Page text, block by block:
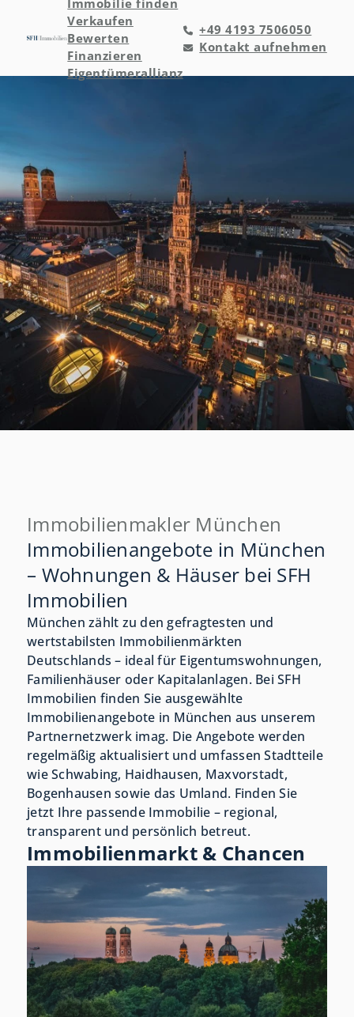
Immobilie finden
Verkaufen
Bewerten
Finanzieren
Eigentümerallianz
+49 4193 7506050
Kontakt aufnehmen
Immobilienmakler München
Immobilienangebote in München
– Wohnungen & Häuser bei SFH
Immobilien
München zählt zu den gefragtesten und
wertstabilsten Immobilienmärkten
Deutschlands – ideal für Eigentumswohnungen,
Familienhäuser oder Kapitalanlagen. Bei SFH
Immobilien finden Sie ausgewählte
Immobilienangebote in München aus unserem
Partnernetzwerk imag. Die Angebote werden
regelmäßig aktualisiert und umfassen Stadtteile
wie Schwabing, Haidhausen, Maxvorstadt,
Bogenhausen sowie das Umland. Finden Sie
jetzt Ihre passende Immobilie – regional,
transparent und persönlich betreut.
Immobilienmarkt & Chancen